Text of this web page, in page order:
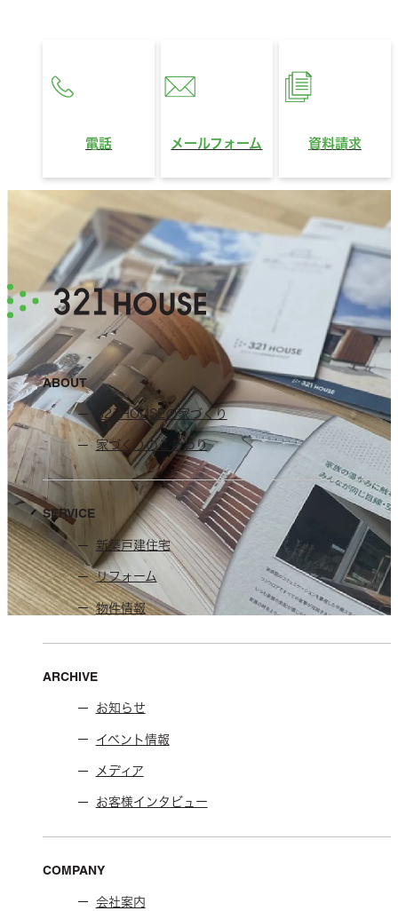
電話 メールフォーム 資料請求
ABOUT
321HOUSEの家づくり
家づくりのこだわり
SERVICE
新築戸建住宅
リフォーム
物件情報
ARCHIVE
お知らせ
イベント情報
メディア
お客様インタビュー
COMPANY
会社案内